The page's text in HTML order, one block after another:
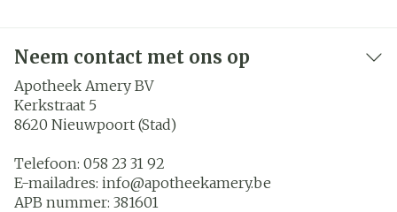
Neem contact met ons op
Apotheek Amery BV
Kerkstraat 5
8620 Nieuwpoort (Stad)
Telefoon: 058 23 31 92
E-mailadres: info@apotheekamery.be
APB nummer: 381601